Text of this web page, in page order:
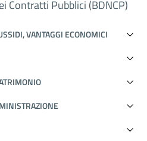
Contratti Pubblici (BDNCP)
VANTAGGI ECONOMICI